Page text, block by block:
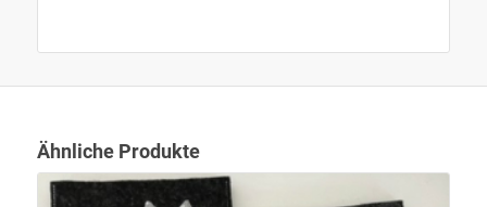
Ähnliche Produkte